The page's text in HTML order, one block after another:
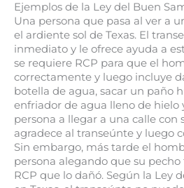
Ejemplos de la Ley del Buen
Una persona que pasa al ver a
el ardiente sol de Texas. El
inmediato y le ofrece ayuda a
se requiere RCP para que el
correctamente y luego incluye
botella de agua, sacar un paño
enfriador de agua lleno de hielo
persona a llegar a una calle con
agradece al transeúnte y luego
Sin embargo, más tarde el
persona alegando que su
RCP que lo dañó. Según la Ley